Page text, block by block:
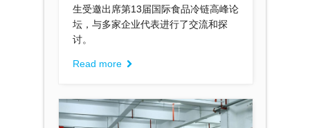
生受邀出席第13届国际食品冷链高峰论
坛，与多家企业代表进行了交流和探
讨。
Read more